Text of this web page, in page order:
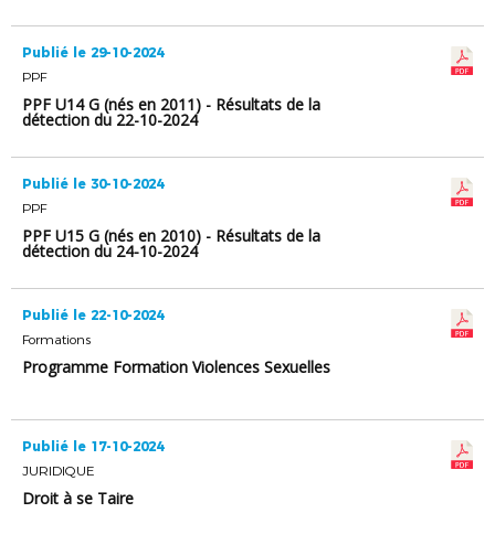
Publié le 29-10-2024
PPF
PPF U14 G (nés en 2011) - Résultats de la
détection du 22-10-2024
Publié le 30-10-2024
PPF
PPF U15 G (nés en 2010) - Résultats de la
détection du 24-10-2024
Publié le 22-10-2024
Formations
Programme Formation Violences Sexuelles
Publié le 17-10-2024
JURIDIQUE
Droit à se Taire